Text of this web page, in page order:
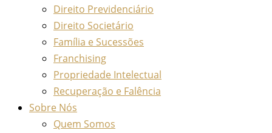
Direito Previdenciário
Direito Societário
Família e Sucessões
Franchising
Propriedade Intelectual
Recuperação e Falência
Sobre Nós
Quem Somos